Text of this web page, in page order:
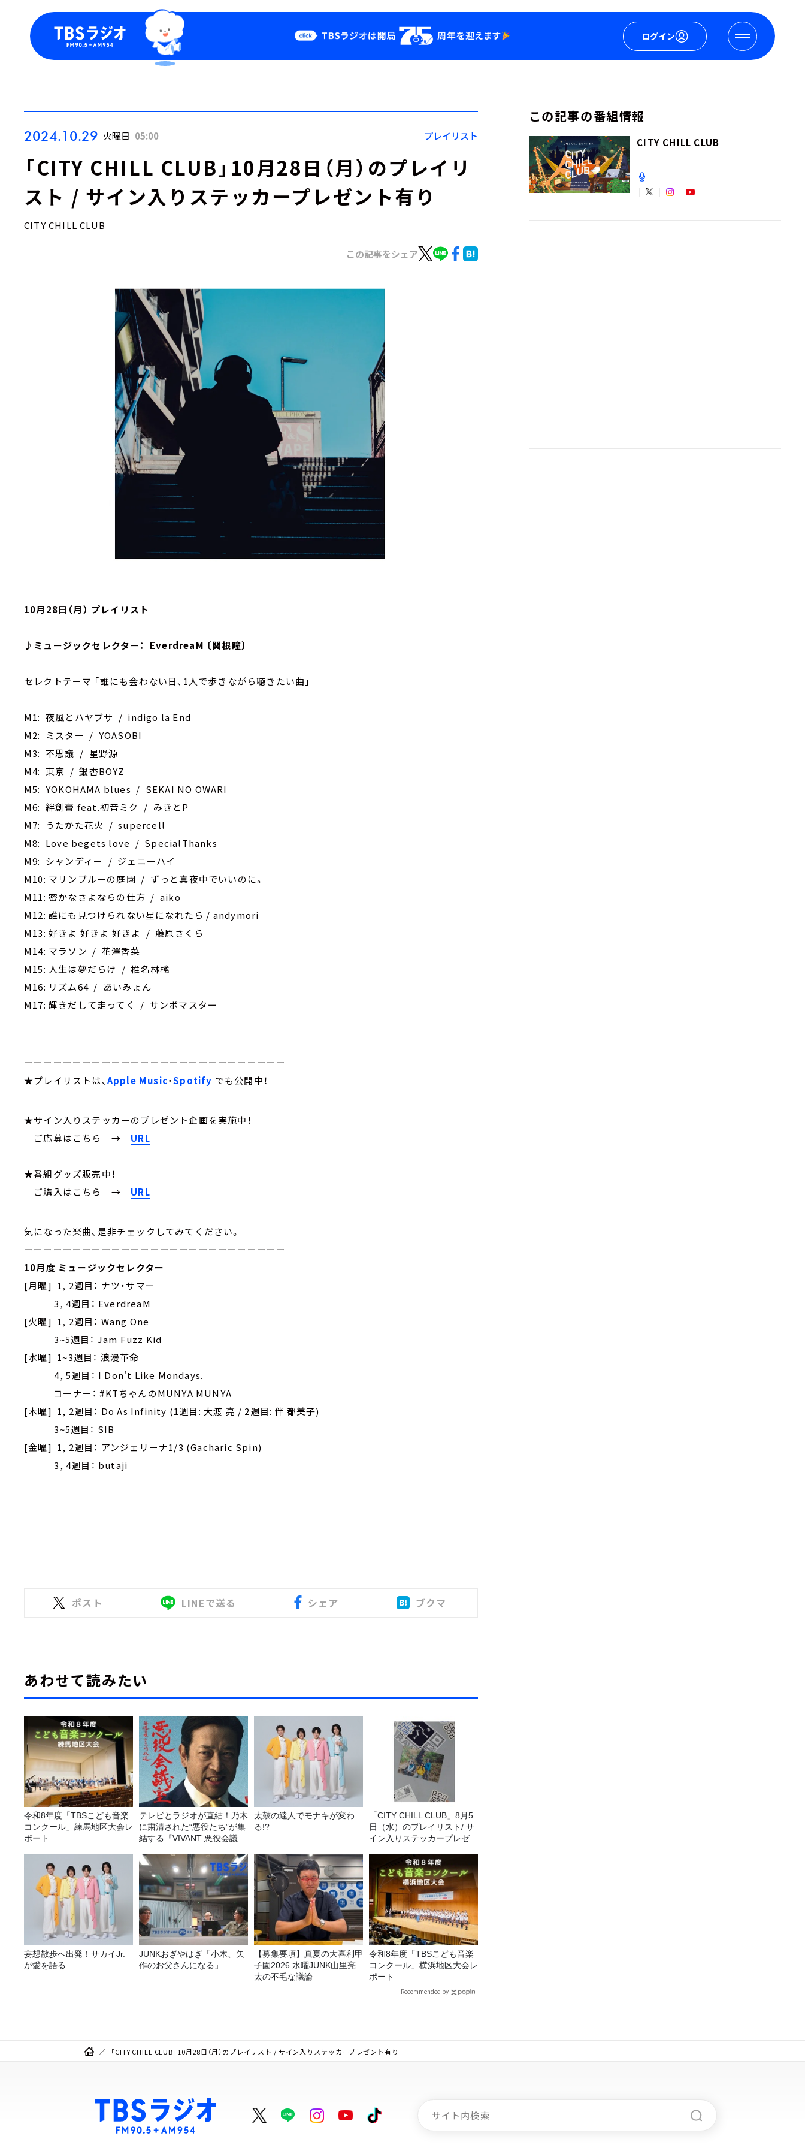
ログイン
Podcast
YouTube
会社情報
2024.10.29 火曜日 05:00 プレイリスト
「CITY CHILL CLUB」10月28日（月）のプレイリ
スト / サイン入りステッカープレゼント有り
CITY CHILL CLUB
この記事をシェア
10月28日（月） プレイリスト
♪ミュージックセレクター： EverdreaM 〔関根瞳〕
セレクトテーマ ｢誰にも会わない日、1人で歩きながら聴きたい曲｣
M1: 夜風とハヤブサ / indigo la End
M2: ミスター / YOASOBI
M3: 不思議 / 星野源
M4: 東京 / 銀杏BOYZ
M5: YOKOHAMA blues / SEKAI NO OWARI
M6: 絆創膏 feat.初音ミク / みきとP
M7: うたかた花火 / supercell
M8: Love begets love / SpecialThanks
M9: シャンディー / ジェニーハイ
M10: マリンブルーの庭園 / ずっと真夜中でいいのに。
M11: 密かなさよならの仕方 / aiko
M12: 誰にも見つけられない星になれたら / andymori
M13: ‎好きよ 好きよ 好きよ / 藤原さくら
M14: マラソン / 花澤香菜
M15: 人生は夢だらけ / 椎名林檎
M16: リズム64 / あいみょん
M17: 輝きだして走ってく / サンボマスター
ーーーーーーーーーーーーーーーーーーーーーーーーーーー
★プレイリストは、 Apple Music・Spotify でも公開中！
★サイン入りステッカーのプレゼント企画を実施中！
ご応募はこちら → URL
★番組グッズ販売中！
ご購入はこちら → URL
気になった楽曲、是非チェックしてみてください。
ーーーーーーーーーーーーーーーーーーーーーーーーーーー
10月度 ミュージックセレクター
[月曜] 1, 2週目： ナツ・サマー
3, 4週目： EverdreaM
[火曜] 1, 2週目： Wang One
3~5週目： Jam Fuzz Kid
[水曜] 1~3週目： 浪漫革命
4, 5週目： I Don't Like Mondays.
コーナー： #KTちゃんのMUNYA MUNYA
[木曜] 1, 2週目： Do As Infinity (1週目: 大渡 亮 / 2週目: 伴 都美子)
3~5週目： SIB
[金曜] 1, 2週目： アンジェリーナ1/3 (Gacharic Spin)
3, 4週目： butaji
ポスト LINEで送る シェア ブクマ
あわせて読みたい
令和8年度「TBSこども音楽
コンクール」練馬地区大会レ
ポート
テレビとラジオが直結！乃木
に粛清された“悪役たち”が集
結する『VIVANT 悪役会議
太鼓の達人でモナキが変わ
る!?
「CITY CHILL CLUB」8月5
日（水）のプレイリスト/ サ
イン入りステッカープレゼン
妄想散歩へ出発！サカイJr.
が愛を語る
JUNKおぎやはぎ「小木、矢
作のお父さんになる」
【募集要項】真夏の大喜利甲
子園2026 水曜JUNK山里亮
太の不毛な議論
令和8年度「TBSこども音楽
コンクール」横浜地区大会レ
ポート
Recommended by
この記事の番組情報
CITY CHILL CLUB
「CITY CHILL CLUB」10月28日（月）のプレイリスト / サイン入りステッカープレゼント有り